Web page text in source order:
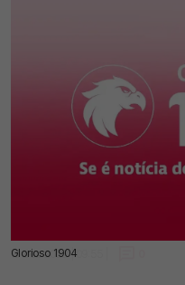
Glorioso 1904
10 Dez 2022 | 09:55 |